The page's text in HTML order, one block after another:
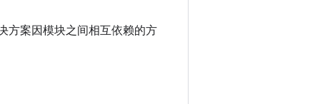
方案因模块之间相互依赖的方